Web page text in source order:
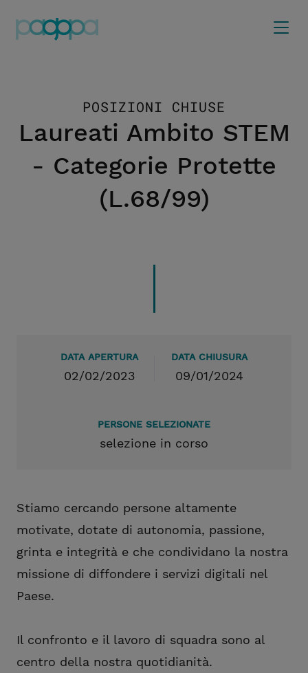
POSIZIONI CHIUSE
Laureati Ambito STEM
- Categorie Protette
(L.68/99)
DATA APERTURA
02/02/2023
DATA CHIUSURA
09/01/2024
PERSONE SELEZIONATE
selezione in corso
Stiamo cercando persone altamente
motivate, dotate di autonomia, passione,
grinta e integrità e che condividano la nostra
missione di diffondere i servizi digitali nel
Paese.
Il confronto e il lavoro di squadra sono al
centro della nostra quotidianità.